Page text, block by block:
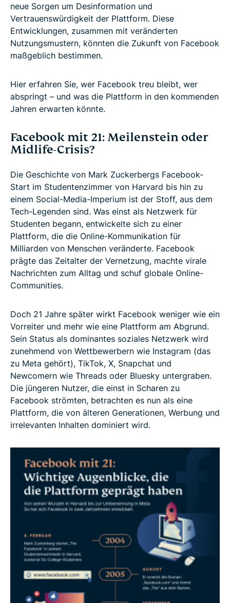
neue Sorgen um Desinformation und
Vertrauenswürdigkeit der Plattform. Diese
Entwicklungen, zusammen mit veränderten
Nutzungsmustern, könnten die Zukunft von Facebook
maßgeblich bestimmen.
Hier erfahren Sie, wer Facebook treu bleibt, wer
abspringt – und was die Plattform in den kommenden
Jahren erwarten könnte.
Facebook mit 21: Meilenstein oder
Midlife-Crisis?
Die Geschichte von Mark Zuckerbergs Facebook-
Start im Studentenzimmer von Harvard bis hin zu
einem Social-Media-Imperium ist der Stoff, aus dem
Tech-Legenden sind. Was einst als Netzwerk für
Studenten begann, entwickelte sich zu einer
Plattform, die die Online-Kommunikation für
Milliarden von Menschen veränderte. Facebook
prägte das Zeitalter der Vernetzung, machte virale
Nachrichten zum Alltag und schuf globale Online-
Communities.
Doch 21 Jahre später wirkt Facebook weniger wie ein
Vorreiter und mehr wie eine Plattform am Abgrund.
Sein Status als dominantes soziales Netzwerk wird
zunehmend von Wettbewerbern wie Instagram (das
zu Meta gehört), TikTok, X, Snapchat und
Newcomern wie Threads oder Bluesky untergraben.
Die jüngeren Nutzer, die einst in Scharen zu
Facebook strömten, betrachten es nun als eine
Plattform, die von älteren Generationen, Werbung und
irrelevanten Inhalten dominiert wird.